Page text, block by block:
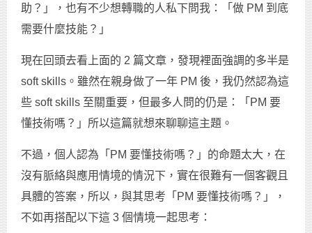
助？」，也有不少想轉職的人私下問我：「做 PM 到底
需要什麼技能？」
現在回頭去看上面的 2 篇文章，發現裡面強調的多半是
soft skills。雖然在親身做了一年 PM 後，我仍然認為這
些 soft skills 至關重要，但最多人問的仍是：「PM 要
懂技術嗎？」所以這篇就想來聊聊這主題。
不過，個人認為「PM 要懂技術嗎？」的命題太大，在
沒有脈絡與應用情境的情況下，實在很難有一個客觀且
具體的答案，所以，與其思考「PM 要懂技術嗎？」，
不如再搭配以下這 3 個情境一起思考：